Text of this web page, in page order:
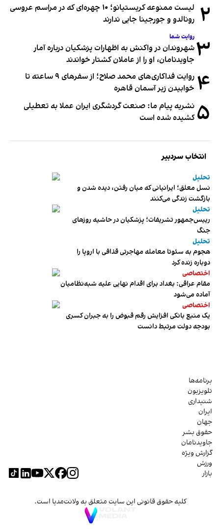
۲
لیست ممنوعه کریستیانو؛ ۱۰ چهره‌ای که در مراسم عروسی
رونالدو و جورجینا جایی ندارند
۳ روایت شما
شهروندان در واکنش به اظهارات پزشکیان درباره آمار
جاویدنامان، او را از عاملان کشتار خواندند
۴
روایت فداکاری‌های محمد صلاح؛ از سفرهای ۹ ساعته تا
خوابیدن زیر آسمان قاهره
۵ نشریه پیام ما: صنعت گردشگری ایران عملا به تعطیلی
کشیده شده است
انتخاب سردبیر
تحلیل
نسل معلق؛ ایرانیانی که میان رفتن، دیده شدن و
بازگشت زندگی می‌کنند
تحلیل
رییس‌جمهور تشریفات؛ پزشکیان در حاشیه روزهای
جنگ
تحلیل
هجوم به سئوتا معامله مهاجرتی قذافی با اروپا را
دوباره زنده کرد
اختصاصی
مقام عراقی: بغداد برای اقدام نهایی علیه شبه‌نظامیان
آماده می‌شود
اختصاصی
یک منبع بانکی افزایش رقم قبوض را به جبران کسری
بودجه دولت مرتبط دانست
برنامه‌ها
تلویزیون
شنیداری
ایران
جهان
حقوق بشر
جاویدنامان
گزارش ویژه
ورزش
بازار
کلیه حقوق قانونی این سایت متعلق به ولانت‌مدیا است.